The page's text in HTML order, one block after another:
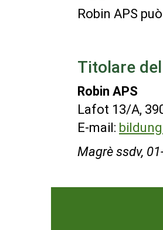
Robin APS
Titolare
Robin APS
Lafot 13/A,
E-mail:
Magrè ssdv,